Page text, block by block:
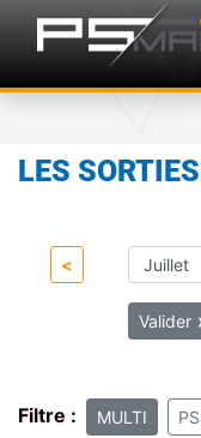
LES
<
Valider
Filtre : MULTI